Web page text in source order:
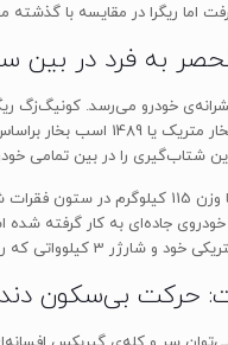
به فرد در بین
شتاب‌گیری را در بین تمامی
می‌تواند مسافت 35 کیلومتر را طی کند.
حرکت بی‌سکون